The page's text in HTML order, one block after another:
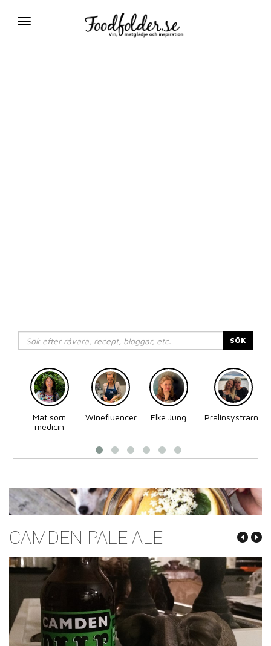
Växla
SÖK
Mat som
medicin
Winefluencer Elke Jung
Pralinsystrarna
CAMDEN PALE ALE